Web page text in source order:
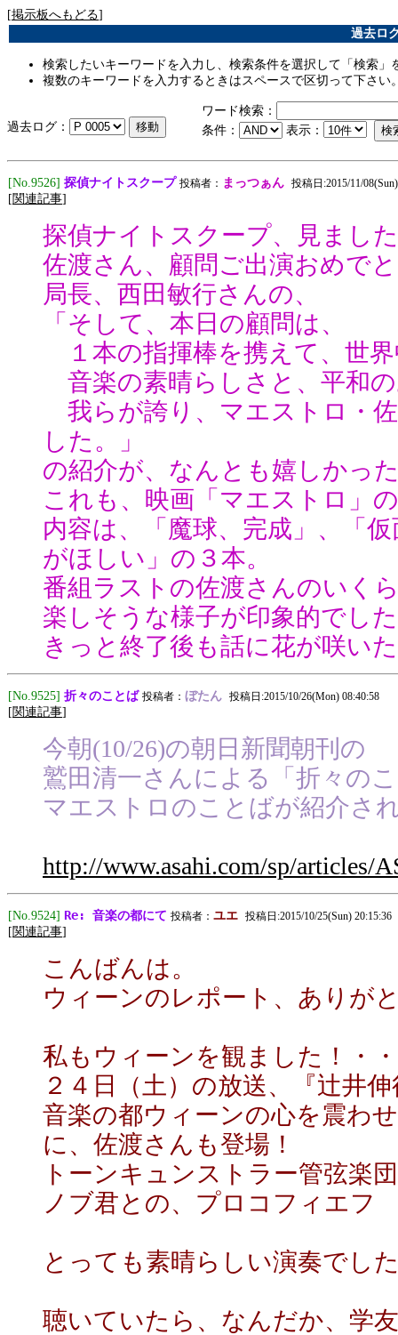
[掲示板へもどる]
過去ロ
検索したいキーワードを入力し、検索条件を選択して「検索」
複数のキーワードを入力するときはスペースで区切って下さい
過去ログ：
ワード検索：
条件：
表示：
[No.9526] 探偵ナイトスクープ 投稿者： まっつぁん 投稿日:2015/11/
[関連記事]
探偵ナイトスクープ、見まし
佐渡さん、顧問ご出演おめで
局長、西田敏行さんの、
「そして、本日の顧問は、
１本の指揮棒を携えて、世
音楽の素晴らしさと、平和
我らが誇り、マエストロ・
した。」
の紹介が、なんとも嬉しかっ
これも、映画「マエストロ」
内容は、「魔球、完成」、「
がほしい」の３本。
番組ラストの佐渡さんのいく
楽しそうな様子が印象的でし
きっと終了後も話に花が咲い
[No.9525] 折々のことば 投稿者： ぼたん 投稿日:2015/10/26(Mon) 08:40:58
[関連記事]
今朝(10/26)の朝日新聞朝刊の
鷲田清一さんによる「折々の
マエストロのことばが紹介さ
http://www.asahi.com/sp/articles/
[No.9524] Re: 音楽の都にて 投稿者： ユエ 投稿日:2015/10/25(Sun) 20:15:36
[関連記事]
こんばんは。
ウィーンのレポート、ありが
私もウィーンを観ました！・
２４日（土）の放送、『辻井
音楽の都ウィーンの心を震わ
に、佐渡さんも登場！
トーンキュンストラー管弦楽
ノブ君との、プロコフィエフ
とっても素晴らしい演奏でし
聴いていたら、なんだか、学